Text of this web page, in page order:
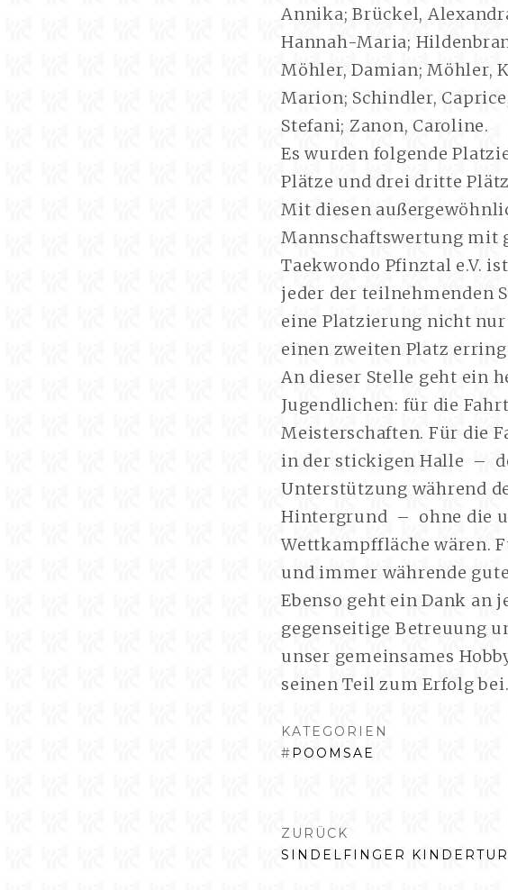
Annika; Brückel,
Hannah-Maria;
Möhler, Damian; Möhler,
Marion; Schindler,
Stefani; Zanon, Caroline.
Es wurden folgende
Plätze und drei dritte
Mit diesen
Mannschaftswertung mit
Taekwondo Pfinztal e.V.
jeder der teilnehmenden
eine Platzierung nicht
einen zweiten Platz
An dieser Stelle geht ein
Jugendlichen: für die
Meisterschaften. Für die
in der stickigen Halle –
Unterstützung während
Hintergrund – ohne die
Wettkampffläche wären.
und immer währende
Ebenso geht ein Dank an
gegenseitige Betreuung
unser gemeinsames
seinen Teil zum Erfolg bei.
KATEGORIEN
# POOMSAE
ZURÜCK
VORHERIGER
SINDELFINGER